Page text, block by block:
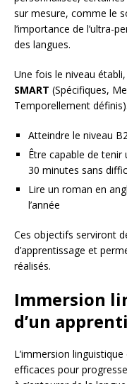
sur mesure, comme le
l’importance de l’ultra-
des langues.
Une fois le niveau
SMART (Spécifiques,
Temporellement
Atteindre le niveau
Être capable de
30 minutes sans
Lire un roman en
l’année
Ces objectifs serviront
d’apprentissage et
réalisés.
Immersion
d’un
L’immersion
efficaces pour